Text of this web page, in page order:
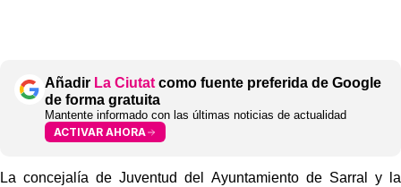
Añadir La Ciutatcomo fuente preferida de Google
de forma gratuita
Mantente informado con las últimas noticias de actualidad
ACTIVAR AHORA
La concejalía de Juventud del Ayuntamiento de Sarral y la